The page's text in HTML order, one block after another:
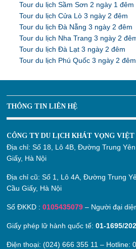
Tour du lịch Sầm Sơn 2 ngày 1 đêm
Tour du lịch Cửa Lò 3 ngày 2 đêm
Tour du lịch Đà Nẵng 3 ngày 2 đêm
Tour du lịch Nha Trang 3 ngày 2
Tour du lịch Đà Lạt 3 ngày 2 đêm
Tour du lịch Phú Quốc 3 ngày 2 đêm
THÔNG TIN LIÊN HỆ
CÔNG TY DU LỊCH KHÁT VỌNG VIỆT
Địa chỉ:Số 18, Lô 4B, Đường Trung
Giấy, Hà Nội
Địa chỉ cũ:Số 1, Lô 4A, Đường Trung
Cầu Giấy, Hà Nội
Số ĐKKD :0105435079 – Người đại
Giấy phép lữ hành quốc tế:01-1695/
Điện thoại: (024) 666 355 11 – Hotline: